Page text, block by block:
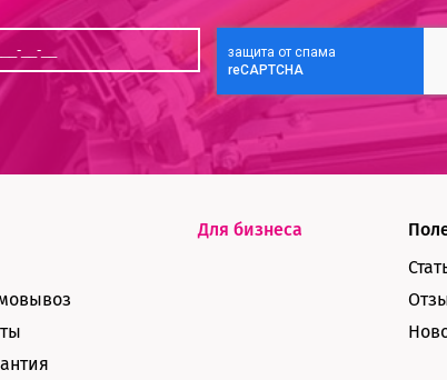
Для бизнеса